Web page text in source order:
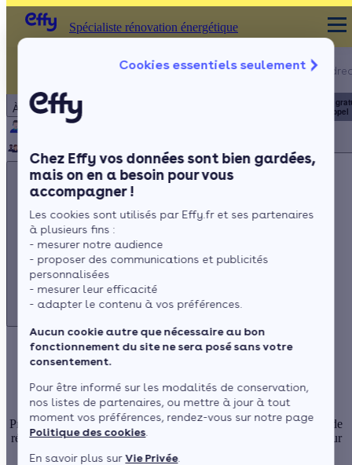
Cookies essentiels seulement
Chez Effy vos données sont bien gardées,
mais on en a besoin pour vous
accompagner !
Les cookies sont utilisés par Effy.fr et ses partenaires
à plusieurs fins :
- mesurer notre audience
- proposer des communications et publicités
personnalisées
- mesurer leur efficacité
- adapter le contenu à vos préférences.
Aucun cookie autre que nécessaire au bon
fonctionnement du site ne sera posé sans votre
consentement.
Pour être informé sur les modalités de conservation,
nos listes de partenaires, ou mettre à jour à tout
moment vos préférences, rendez-vous sur notre page
Politique des cookies.
En savoir plus surVie Privée.
À propos
Notre équipe
Rejoignez-nous Presse
Spécialiste rénovation énergétique
Appelez-nous !
du lundi au
Service
+ prix appel
Appelez-nous !
du lundi au vendredi - 8h à 19h
3456
Service gratuit
+ prix appel
Spécialiste rénovation énergétique
Découvrez tous nos articles
sur les aides financières
Profitez des aides financières pour réduire le coût de vos travaux de
rénovation énergétique. Découvrez nos articles pour tout savoir sur
les dispositifs disponibles et les conditions pour en bénéficier.